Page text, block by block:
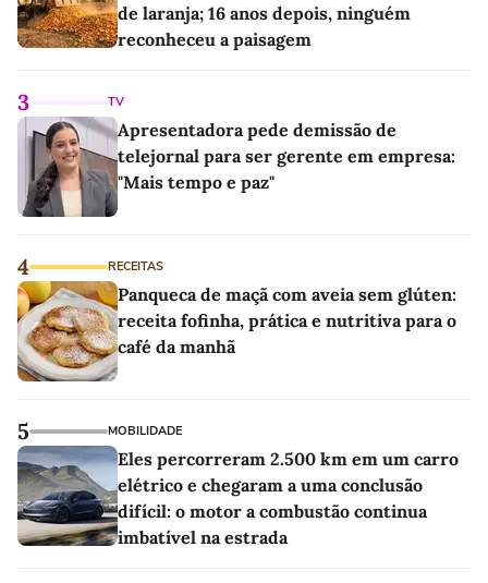
de laranja; 16 anos depois, ninguém
reconheceu a paisagem
3 TV
Apresentadora pede demissão de
telejornal para ser gerente em empresa:
"Mais tempo e paz"
4 RECEITAS
Panqueca de maçã com aveia sem glúten:
receita fofinha, prática e nutritiva para o
café da manhã
5 MOBILIDADE
Eles percorreram 2.500 km em um carro
elétrico e chegaram a uma conclusão
difícil: o motor a combustão continua
imbatível na estrada